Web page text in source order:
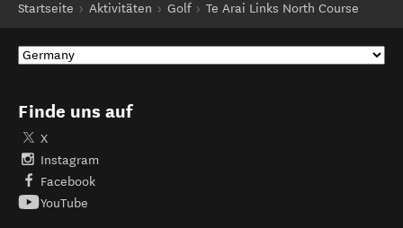
Startseite
Aktivitäten Golf Te Arai Links North Course
Finde uns auf
X
Instagram
Facebook
YouTube